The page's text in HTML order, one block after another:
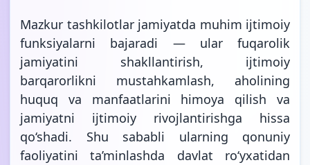
Mazkur tashkilotlar jamiyatda muhim ijtimoiy
funksiyalarni bajaradi — ular fuqarolik
jamiyatini shakllantirish, ijtimoiy
barqarorlikni mustahkamlash, aholining
huquq va manfaatlarini himoya qilish va
jamiyatni ijtimoiy rivojlantirishga hissa
qo‘shadi. Shu sababli ularning qonuniy
faoliyatini ta’minlashda davlat ro‘yxatidan